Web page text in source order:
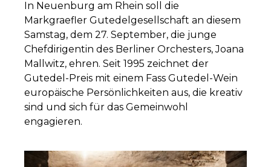
In Neuenburg am Rhein soll die
Markgraefler Gutedelgesellschaft an diesem
Samstag, dem 27. September, die junge
Chefdirigentin des Berliner Orchesters, Joana
Mallwitz, ehren. Seit 1995 zeichnet der
Gutedel-Preis mit einem Fass Gutedel-Wein
europäische Persönlichkeiten aus, die kreativ
sind und sich für das Gemeinwohl
engagieren.